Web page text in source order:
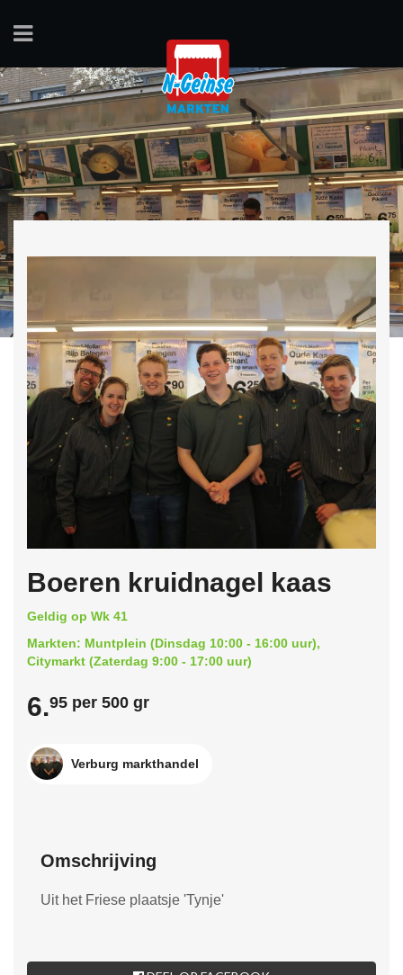
Boeren kruidnagel kaas
Geldig op Wk 41
Markten: Muntplein (Dinsdag 10:00 - 16:00 uur),
Citymarkt (Zaterdag 9:00 - 17:00 uur)
6.95 per 500 gr
Verburg markthandel
Omschrijving
Uit het Friese plaatsje 'Tynje'